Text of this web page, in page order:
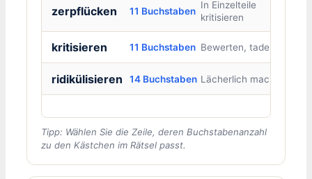
zerpflücken 11 Buchstaben
In Einzelteile
kritisieren
kritisieren 11 Buchstaben Bewerten, tadeln
ridikülisieren 14 Buchstaben Lächerlich machen
Tipp: Wählen Sie die Zeile, deren Buchstabenanzahl
zu den Kästchen im Rätsel passt.